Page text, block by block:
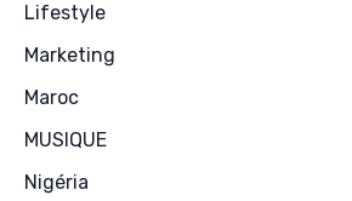
Lifestyle
Marketing
Maroc
MUSIQUE
Nigéria